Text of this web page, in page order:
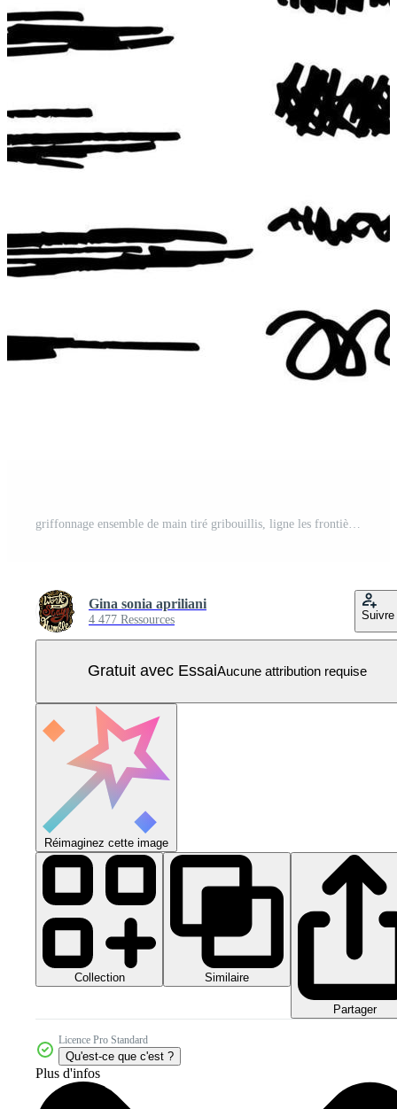
Gina sonia apriliani
4 477 Ressources Suivre
Gratuit avec EssaiAucune attribution requise
Réimaginez cette image
Collection Similaire
Partager
Licence Pro Standard
Qu'est-ce que c'est ?
Plus d'infos